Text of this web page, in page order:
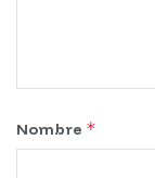
Nombre *